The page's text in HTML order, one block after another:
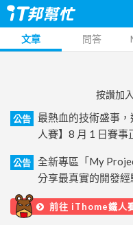
文章 問答
按讚加
公告
最熱血的技術盛事
人賽】8 月 1 日賽事
公告
全新專區「My
分享最真實的開發經
前往 iThome鐵人